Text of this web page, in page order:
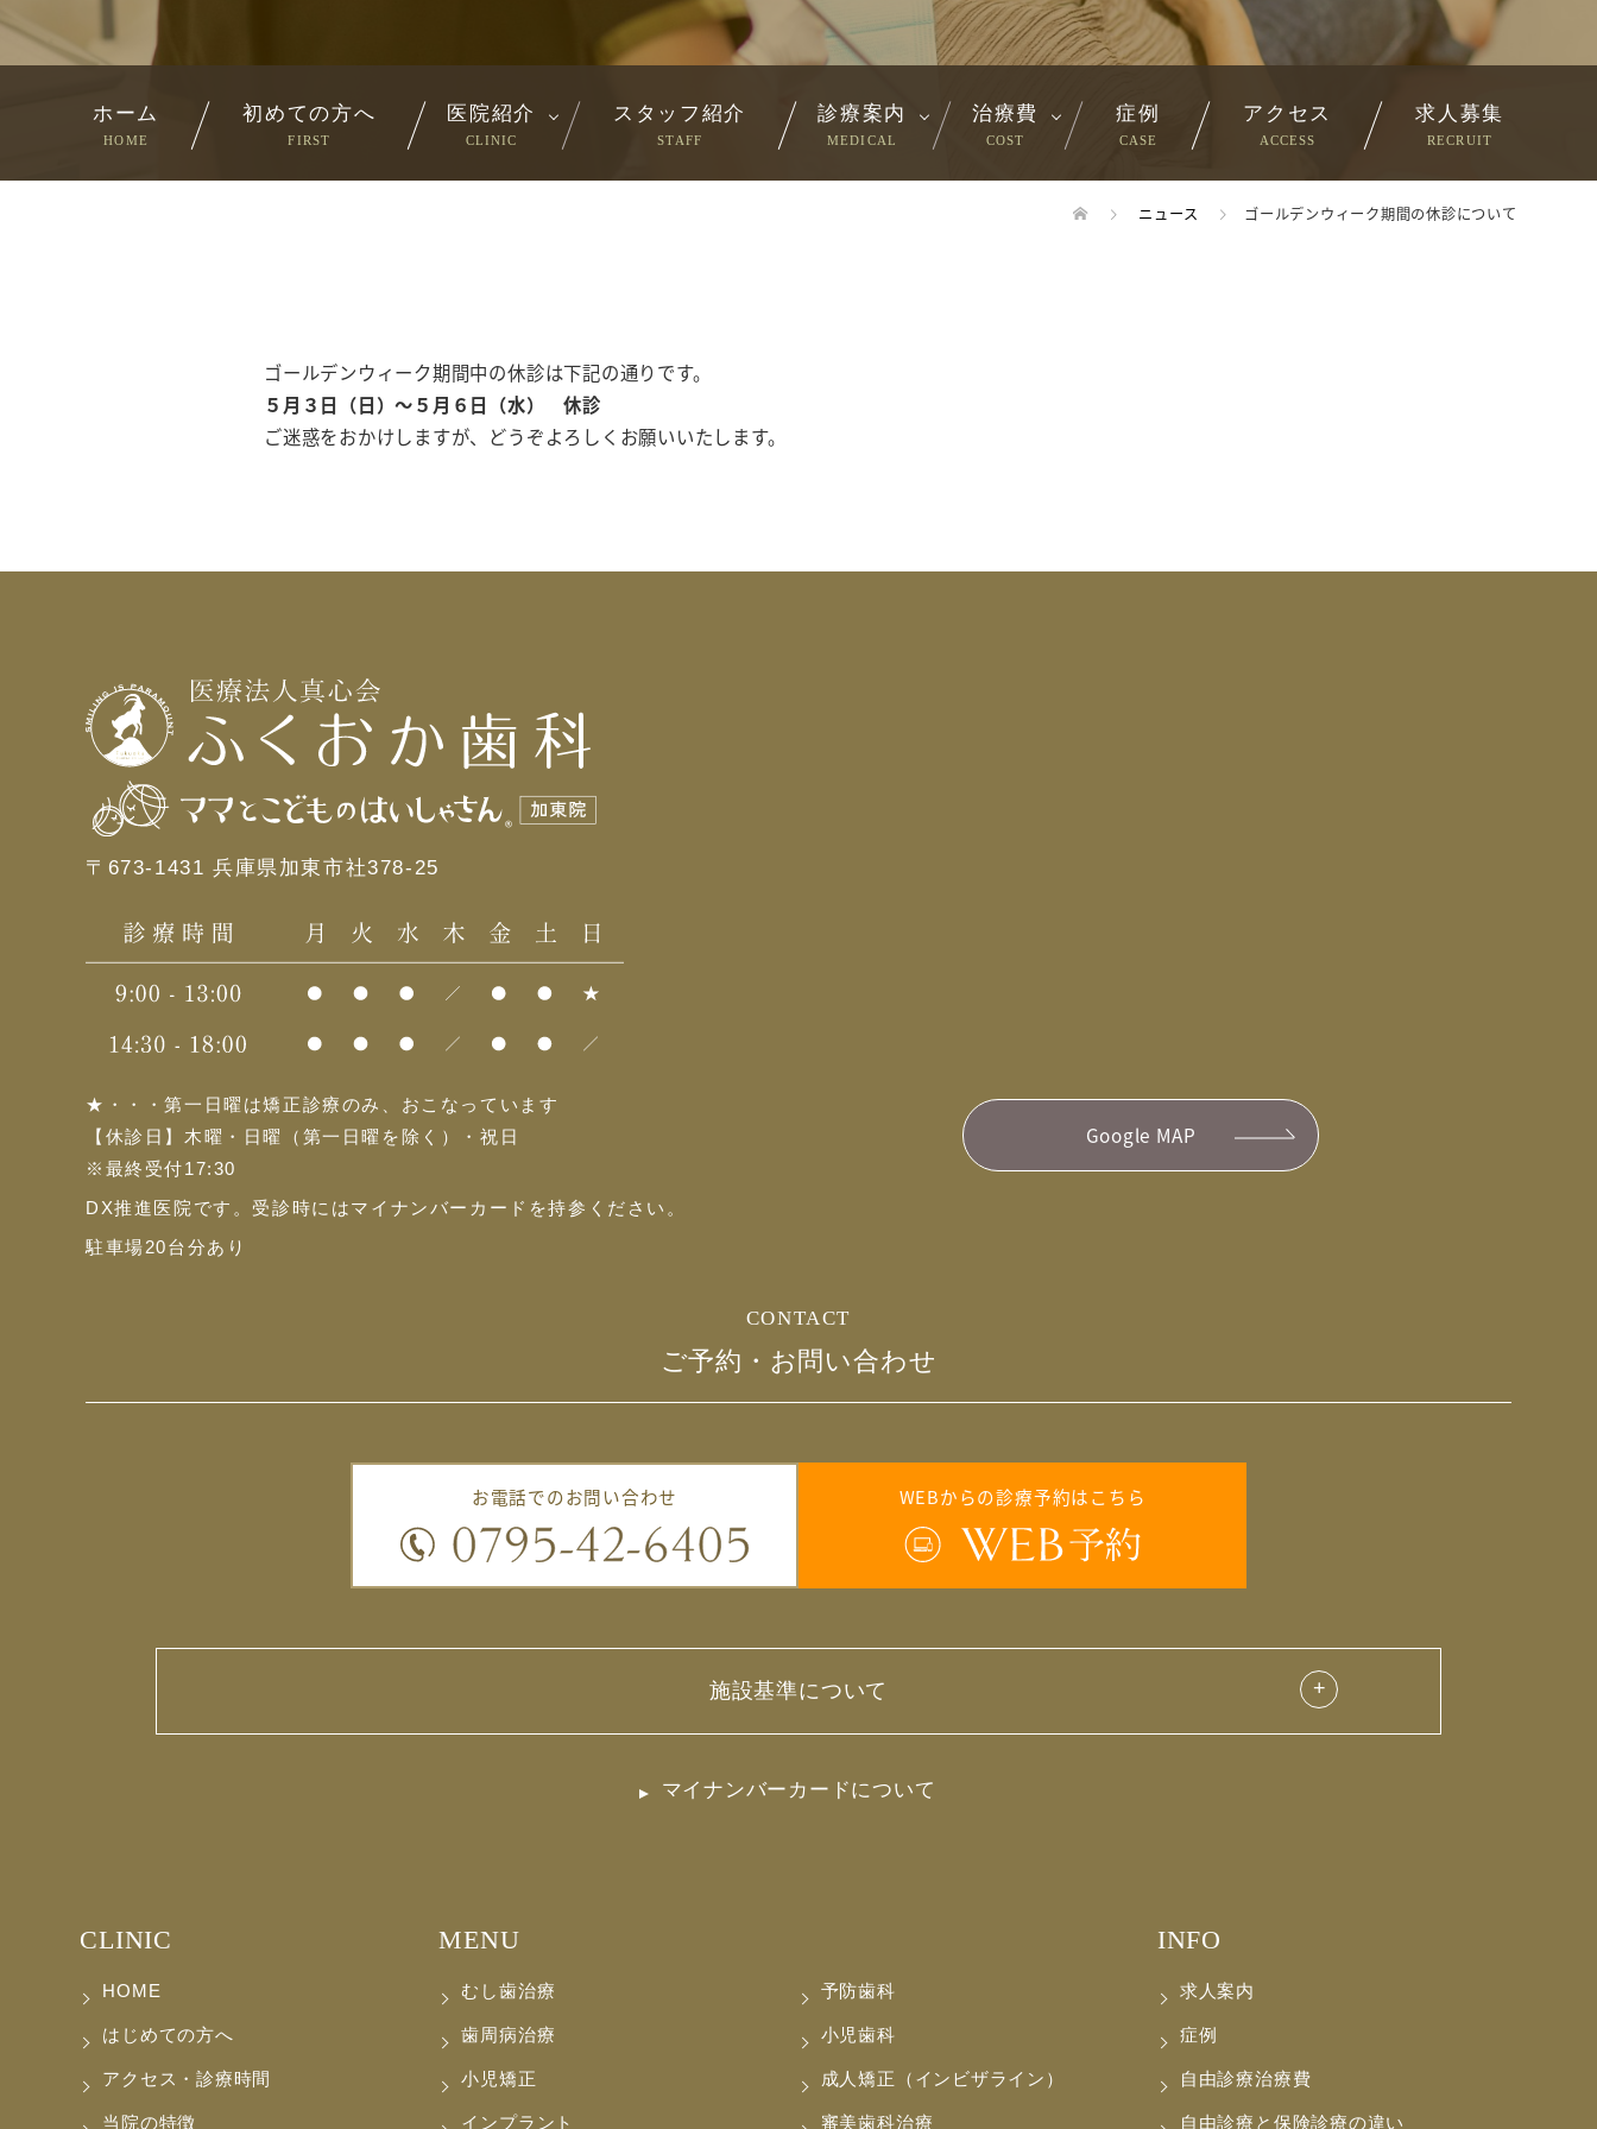
ホーム
HOME
初めての方へ
FIRST
医院紹介
CLINIC
スタッフ紹介
STAFF
診療案内
MEDICAL
治療費
COST
症例
CASE
アクセス
ACCESS
求人募集
RECRUIT
ニュース ゴールデンウィーク期間の休診について
ゴールデンウィーク期間中の休診は下記の通りです。
５月３日（日）～５月６日（水） 休診
ご迷惑をおかけしますが、どうぞよろしくお願いいたします。
〒673-1431 兵庫県加東市社378-25
★・・・第一日曜は矯正診療のみ、おこなっています
【休診日】木曜・日曜（第一日曜を除く）・祝日
※最終受付17:30
DX推進医院です。 受診時にはマイナンバーカードを持参ください。
駐車場20台分あり
Google MAP
CONTACT
ご予約・お問い合わせ
お電話でのお問い合わせ WEBからの診療予約はこちら
施設基準について
マイナンバーカードについて
CLINIC
HOME
はじめての方へ
アクセス・診療時間
当院の特徴
MENU
むし歯治療 予防歯科
歯周病治療 小児歯科
小児矯正 成人矯正（インビザライン）
インプラント 審美歯科治療
INFO
求人案内
症例
自由診療治療費
自由診療と保険診療の違い